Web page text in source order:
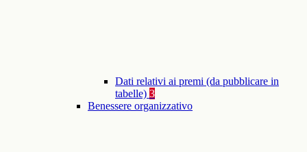
Dati relativi ai premi (da pubblicare in
tabelle) 3
Benessere organizzativo